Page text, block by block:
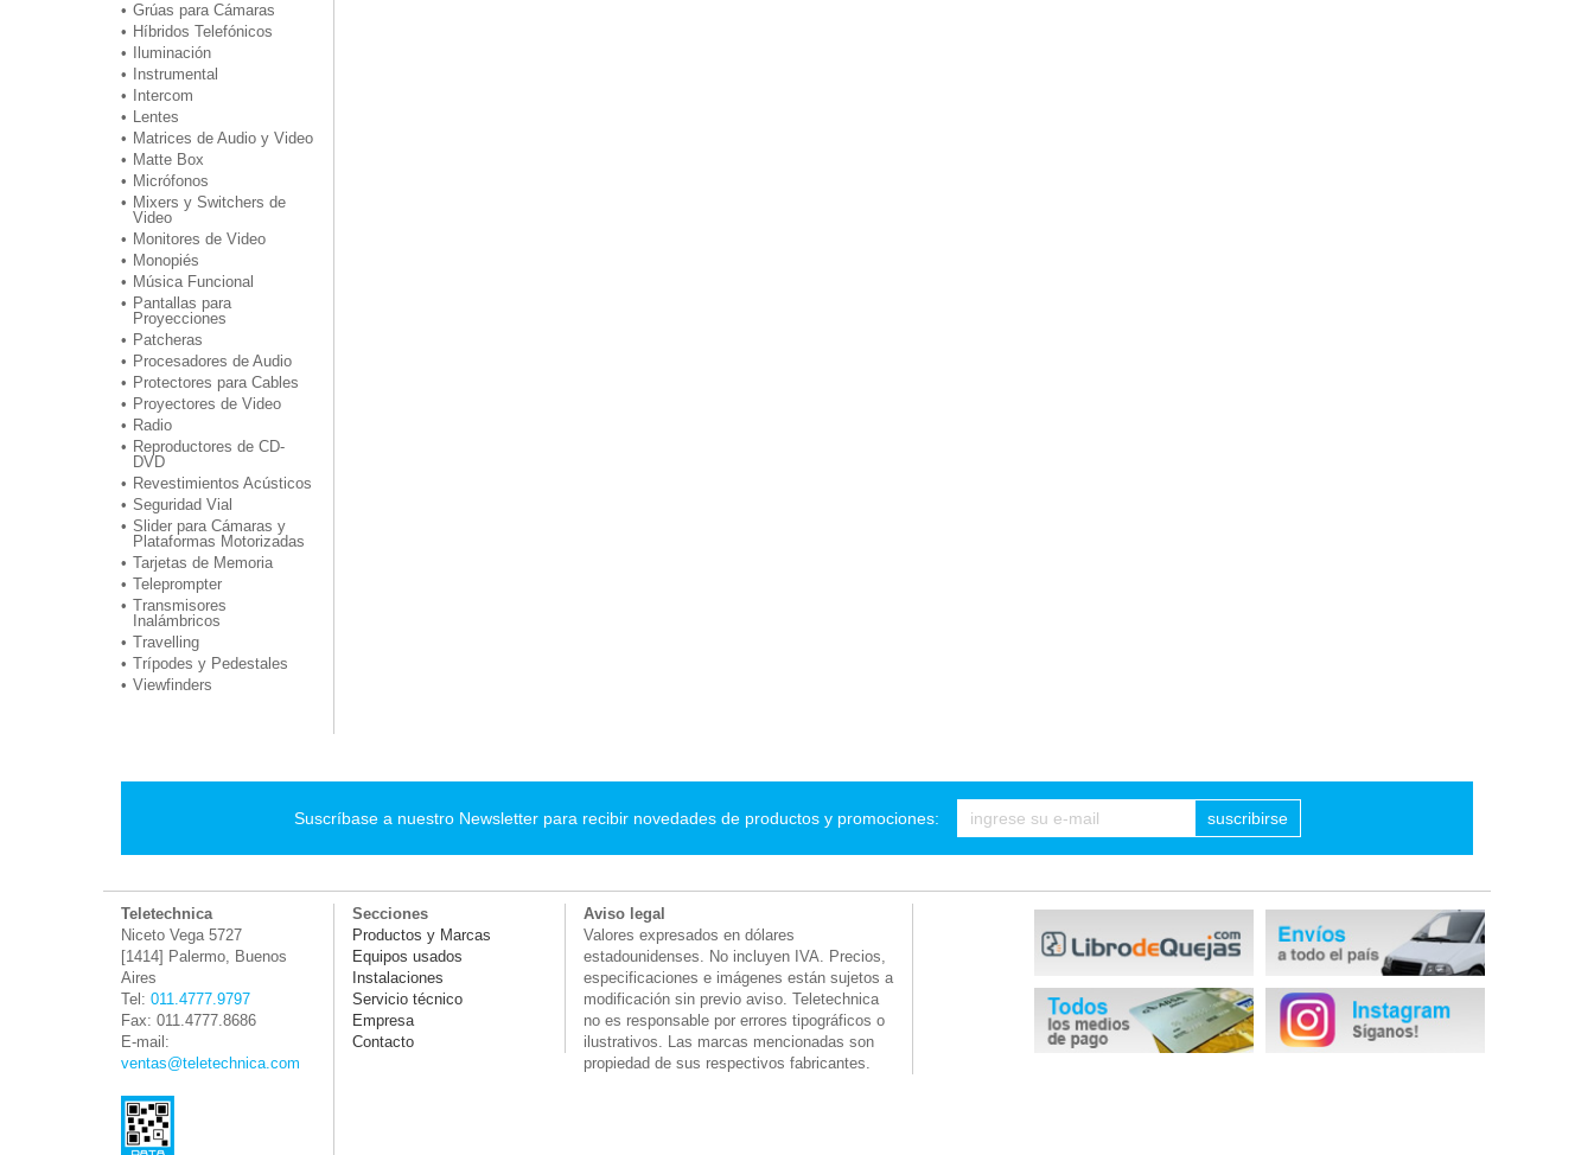
Grúas para Cámaras
Híbridos Telefónicos
Iluminación
Instrumental
Intercom
Lentes
Matrices de Audio y Video
Matte Box
Micrófonos
Mixers y Switchers de
Video
Monitores de Video
Monopiés
Música Funcional
Pantallas para
Proyecciones
Patcheras
Procesadores de Audio
Protectores para Cables
Proyectores de Video
Radio
Reproductores de CD-
DVD
Revestimientos Acústicos
Seguridad Vial
Slider para Cámaras y
Plataformas Motorizadas
Tarjetas de Memoria
Teleprompter
Transmisores
Inalámbricos
Travelling
Trípodes y Pedestales
Viewfinders
Suscríbase a nuestro Newsletter para recibir novedades de productos y promociones: suscribirse
Teletechnica
Niceto Vega 5727
[1414] Palermo, Buenos
Aires
Tel: 011.4777.9797
Fax: 011.4777.8686
E-mail:
ventas@teletechnica.com
Secciones
Productos y Marcas
Equipos usados
Instalaciones
Servicio técnico
Empresa
Contacto
Aviso legal
Valores expresados en dólares
estadounidenses. No incluyen IVA. Precios,
especificaciones e imágenes están sujetos a
modificación sin previo aviso. Teletechnica
no es responsable por errores tipográficos o
ilustrativos. Las marcas mencionadas son
propiedad de sus respectivos fabricantes.